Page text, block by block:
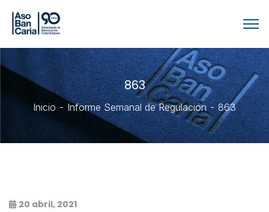
863
Inicio Informe Semanal de Regulación 863
20 abril, 2021